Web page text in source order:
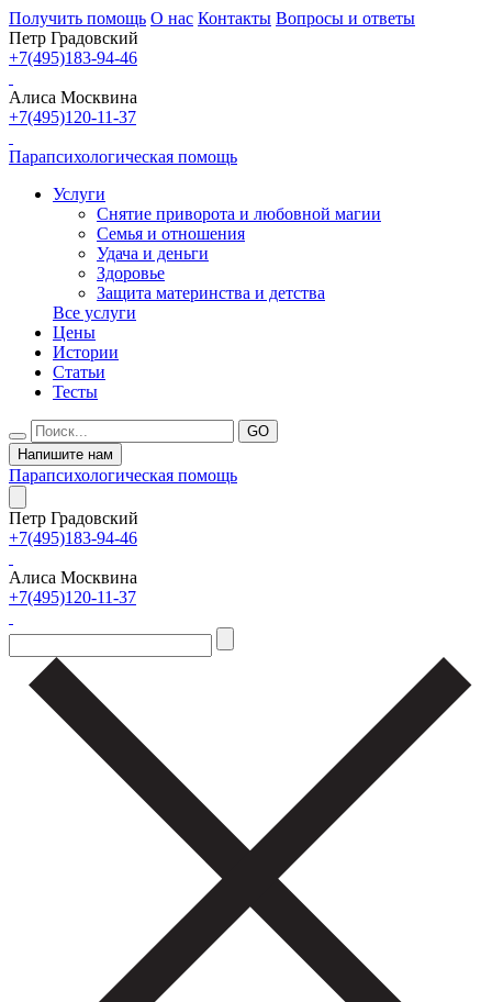
Получить помощь О нас Контакты Вопросы и ответы
Петр Градовский
+7(495)183-94-46
Алиса Москвина
+7(495)120-11-37
Парапсихологическая помощь
Услуги
Снятие приворота и любовной магии
Семья и отношения
Удача и деньги
Здоровье
Защита материнства и детства
Все услуги
Цены
Истории
Статьи
Тесты
Напишите нам
Парапсихологическая помощь
Петр Градовский
+7(495)183-94-46
Алиса Москвина
+7(495)120-11-37